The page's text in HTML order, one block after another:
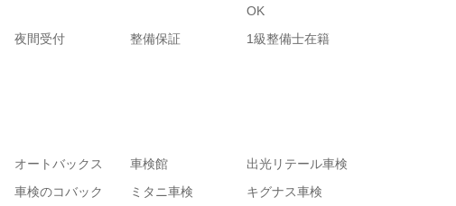
OK
夜間受付 整備保証
1級整備士在籍
オートバックス 車検館
出光リテール車検
車検のコバック ミタニ車検 キグナス車検